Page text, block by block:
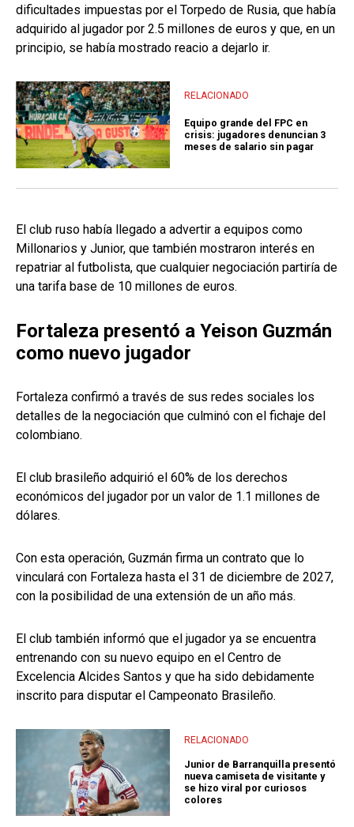
dificultades impuestas por el Torpedo de Rusia, que había
adquirido al jugador por 2.5 millones de euros y que, en un
principio, se había mostrado reacio a dejarlo ir.
RELACIONADO
Equipo grande del FPC en
crisis: jugadores denuncian 3
meses de salario sin pagar
El club ruso había llegado a advertir a equipos como
Millonarios y Junior, que también mostraron interés en
repatriar al futbolista, que cualquier negociación partiría de
una tarifa base de 10 millones de euros.
Fortaleza presentó a Yeison Guzmán
como nuevo jugador
Fortaleza confirmó a través de sus redes sociales los
detalles de la negociación que culminó con el fichaje del
colombiano.
El club brasileño adquirió el 60% de los derechos
económicos del jugador por un valor de 1.1 millones de
dólares.
Con esta operación, Guzmán firma un contrato que lo
vinculará con Fortaleza hasta el 31 de diciembre de 2027,
con la posibilidad de una extensión de un año más.
El club también informó que el jugador ya se encuentra
entrenando con su nuevo equipo en el Centro de
Excelencia Alcides Santos y que ha sido debidamente
inscrito para disputar el Campeonato Brasileño.
RELACIONADO
Junior de Barranquilla presentó
nueva camiseta de visitante y
se hizo viral por curiosos
colores